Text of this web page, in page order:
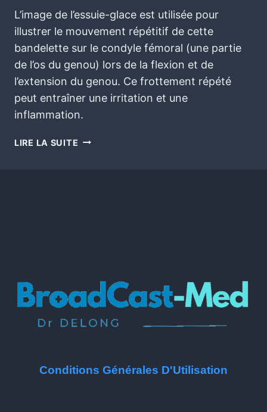
L’image de l’essuie-glace est utilisée pour
illustrer le mouvement répétitif de cette
bandelette sur le condyle fémoral (une partie
de l’os du genou) lors de la flexion et de
l’extension du genou. Ce frottement répété
peut entraîner une irritation et une
inflammation.
LIRE LA SUITE
Conditions Générales D'Utilisation